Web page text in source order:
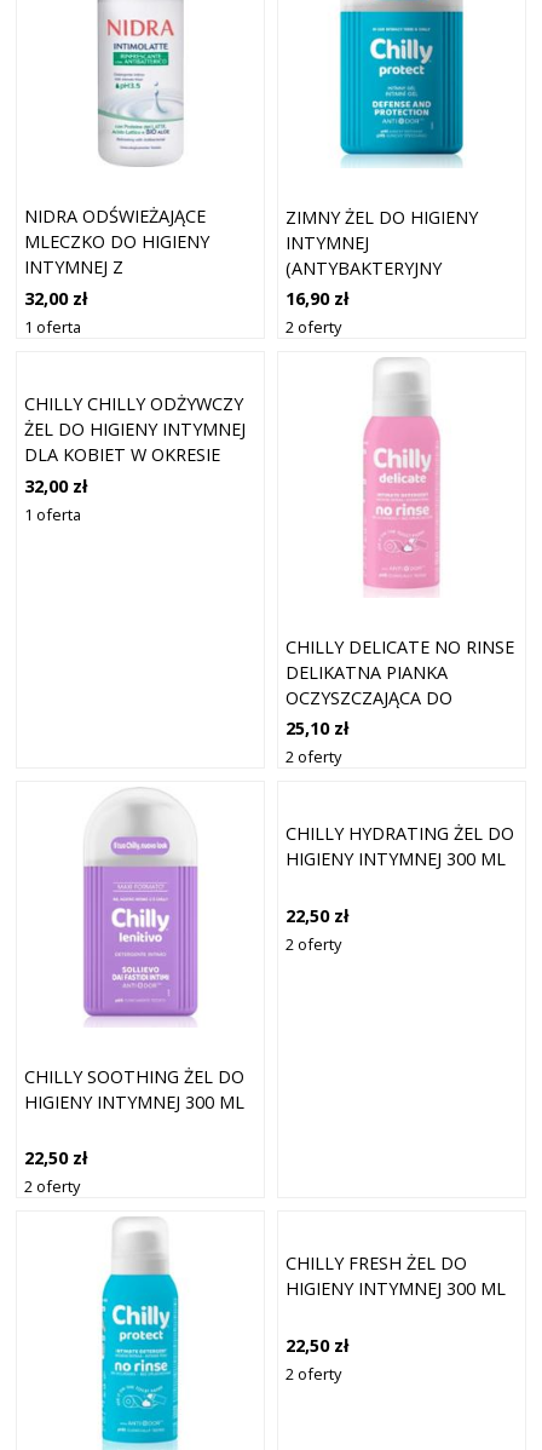
NIDRA ODŚWIEŻAJĄCE
MLECZKO DO HIGIENY
INTYMNEJ Z
ANTYBAKTERYJNYM
DZIAŁANIEM - PŁYN DO
32,00 zł
1 oferta
ZIMNY ŻEL DO HIGIENY
INTYMNEJ
(ANTYBAKTERYJNY
INTYMNY) 200 ML
16,90 zł
2 oferty
CHILLY CHILLY ODŻYWCZY
ŻEL DO HIGIENY INTYMNEJ
DLA KOBIET W OKRESIE
MENOPAUZY PH6,5 200 ML
32,00 zł
1 oferta
CHILLY DELICATE NO RINSE
DELIKATNA PIANKA
OCZYSZCZAJĄCA DO
HIGIENY INTYMNEJ 100 ML
25,10 zł
2 oferty
CHILLY SOOTHING ŻEL DO
HIGIENY INTYMNEJ 300 ML
22,50 zł
2 oferty
CHILLY HYDRATING ŻEL DO
HIGIENY INTYMNEJ 300 ML
22,50 zł
2 oferty
CHILLY FRESH ŻEL DO
HIGIENY INTYMNEJ 300 ML
22,50 zł
2 oferty